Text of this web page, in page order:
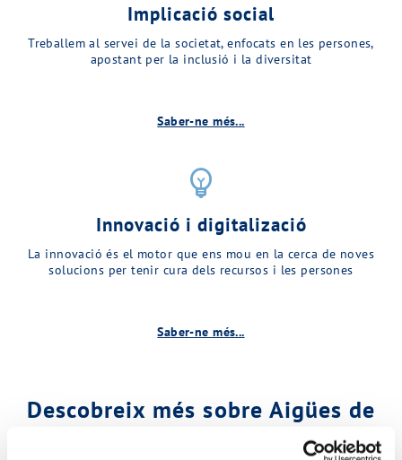
Implicació social
Treballem al servei de la societat, enfocats en les persones,
apostant per la inclusió i la diversitat
Saber-ne més...
emoji_objects
Innovació i digitalizació
La innovació és el motor que ens mou en la cerca de noves
solucions per tenir cura dels recursos i les persones
Saber-ne més...
Descobreix més sobre Aigües de